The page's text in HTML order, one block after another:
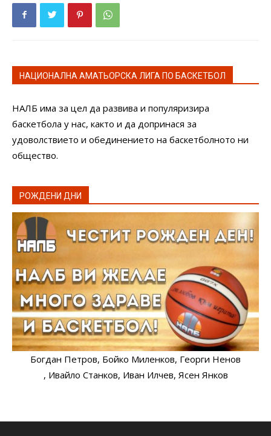
НАЦИОНАЛНА АМАТЬОРСКА ЛИГА ПО БАСКЕТБОЛ
НАЛБ има за цел да развива и популяризира
баскетбола у нас, както и да допринася за
удоволствието и обединението на баскетболното ни
общество.
РОЖДЕНИ ДНИ
Богдан Петров, Бойко Миленков, Георги Ненов
, Ивайло Станков, Иван Илчев, Ясен Янков